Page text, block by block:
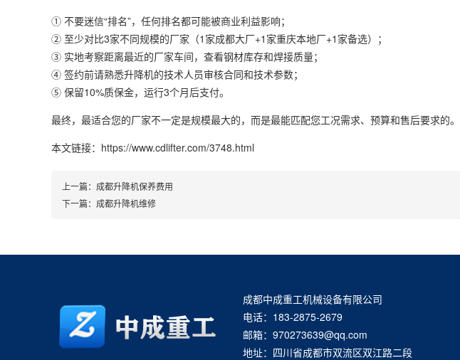
① 不要迷信“排名”，任何排名都可能被商业利益影响；
② 至少对比3家不同规模的厂家（1家成都大厂+1家重庆本地厂+1家备选）；
③ 实地考察距离最近的厂家车间，查看钢材库存和焊接质量；
④ 签约前请熟悉升降机的技术人员审核合同和技术参数；
⑤ 保留10%质保金，运行3个月后支付。
最终，最适合您的厂家不一定是规模最大的，而是最能匹配您工况需求、预算和售后要求的
本文链接：https://www.cdlifter.com/3748.html
上一篇： 成都升降机保养费用
下一篇： 成都升降机维修
成都中成重工机械设备有限公司
电话：183-2875-2679
邮箱：970273639@qq.com
地址：四川省成都市双流区双江路二段